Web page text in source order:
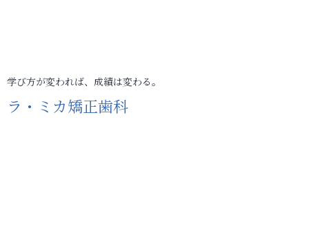
学び方が変われば、成績は変わる。
ラ・ミカ矯正歯科